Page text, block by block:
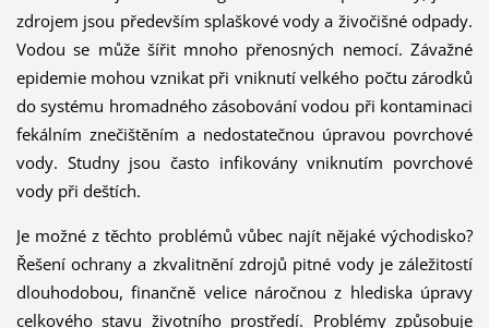
zdrojem jsou především splaškové vody a živočišné odpady.
Vodou se může šířit mnoho přenosných nemocí. Závažné
epidemie mohou vznikat při vniknutí velkého počtu zárodků
do systému hromadného zásobování vodou při kontaminaci
fekálním znečištěním a nedostatečnou úpravou povrchové
vody. Studny jsou často infikovány vniknutím povrchové
vody při deštích.
Je možné z těchto problémů vůbec najít nějaké východisko?
Řešení ochrany a zkvalitnění zdrojů pitné vody je záležitostí
dlouhodobou, finančně velice náročnou z hlediska úpravy
celkového stavu životního prostředí. Problémy způsobuje